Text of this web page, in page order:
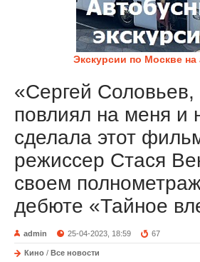
Экскурсии по Москве на
«Сергей Соловьев,
повлиял на меня и
сделала этот
режиссер Стася
своем
дебюте «Тайное
admin 25-04-2023, 18:59 67
Кино / Все новости